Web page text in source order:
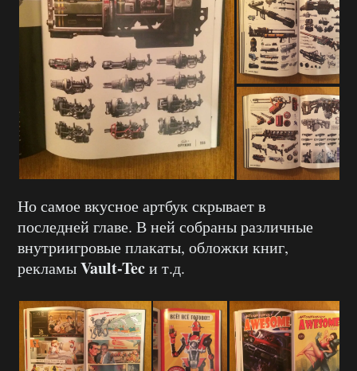
Но самое вкусное артбук скрывает в
последней главе. В ней собраны различные
внутриигровые плакаты, обложки книг,
рекламыVault-Tecи т.д.